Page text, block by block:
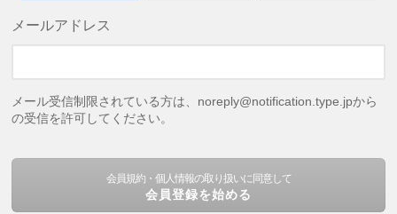
メールアドレス
メール受信制限されている方は、noreply@notification.type.jpから
の受信を許可してください。
会員規約・個人情報の取り扱いに同意して
会員登録を始める